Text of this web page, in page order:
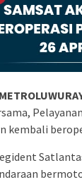
kembali